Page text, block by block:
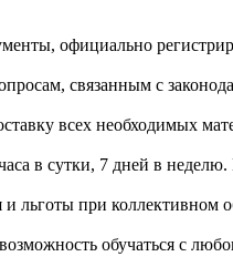
официально
связанным с
всех необходимых
в сутки, 7 дней в
льготы при коллективном
обучаться с